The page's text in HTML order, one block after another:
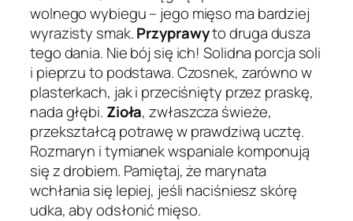
wolnego wybiegu – jego mięso ma bardziej
wyrazisty smak.Przyprawyto druga dusza
tego dania. Nie bój się ich! Solidna porcja soli
i pieprzu to podstawa. Czosnek, zarówno w
plasterkach, jak i przeciśnięty przez praskę,
nada głębi. Zioła, zwłaszcza świeże,
przekształcą potrawę w prawdziwą ucztę.
Rozmaryn i tymianek wspaniale komponują
się z drobiem. Pamiętaj, że marynata
wchłania się lepiej, jeśli naciśniesz skórę
udka, aby odsłonić mięso.